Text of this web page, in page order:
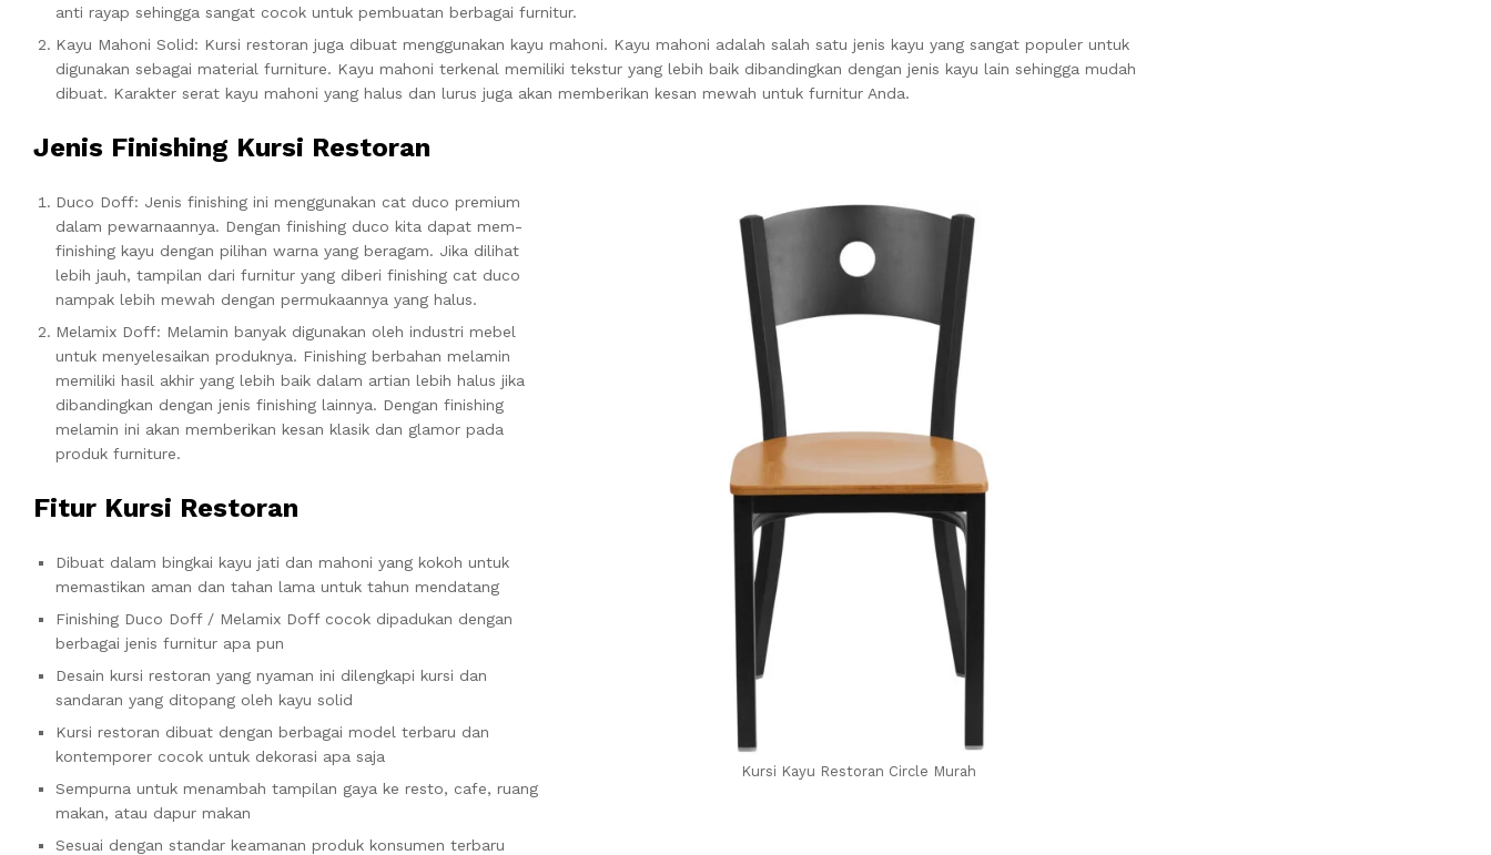
anti rayap sehingga sangat cocok untuk pembuatan berbagai furnitur.
Kayu Mahoni Solid: Kursi restoran juga dibuat menggunakan kayu mahoni. Kayu mahoni adalah salah satu jenis kayu yang sangat populer untuk
digunakan sebagai material furniture. Kayu mahoni terkenal memiliki tekstur yang lebih baik dibandingkan dengan jenis kayu lain sehingga mudah
dibuat. Karakter serat kayu mahoni yang halus dan lurus juga akan memberikan kesan mewah untuk furnitur Anda.
Jenis Finishing Kursi Restoran
Kursi Kayu Restoran Circle Murah
Duco Doff: Jenis finishing ini menggunakan cat duco premium
dalam pewarnaannya. Dengan finishing duco kita dapat mem-
finishing kayu dengan pilihan warna yang beragam. Jika dilihat
lebih jauh, tampilan dari furnitur yang diberi finishing cat duco
nampak lebih mewah dengan permukaannya yang halus.
Melamix Doff: Melamin banyak digunakan oleh industri mebel
untuk menyelesaikan produknya. Finishing berbahan melamin
memiliki hasil akhir yang lebih baik dalam artian lebih halus jika
dibandingkan dengan jenis finishing lainnya. Dengan finishing
melamin ini akan memberikan kesan klasik dan glamor pada
produk furniture.
Fitur Kursi Restoran
Dibuat dalam bingkai kayu jati dan mahoni yang kokoh untuk
memastikan aman dan tahan lama untuk tahun mendatang
Finishing Duco Doff / Melamix Doff cocok dipadukan dengan
berbagai jenis furnitur apa pun
Desain kursi restoran yang nyaman ini dilengkapi kursi dan
sandaran yang ditopang oleh kayu solid
Kursi restoran dibuat dengan berbagai model terbaru dan
kontemporer cocok untuk dekorasi apa saja
Sempurna untuk menambah tampilan gaya ke resto, cafe, ruang
makan, atau dapur makan
Sesuai dengan standar keamanan produk konsumen terbaru